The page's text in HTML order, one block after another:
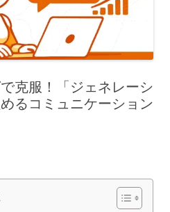
克服！「ジェネレーシ
るコミュニケーション